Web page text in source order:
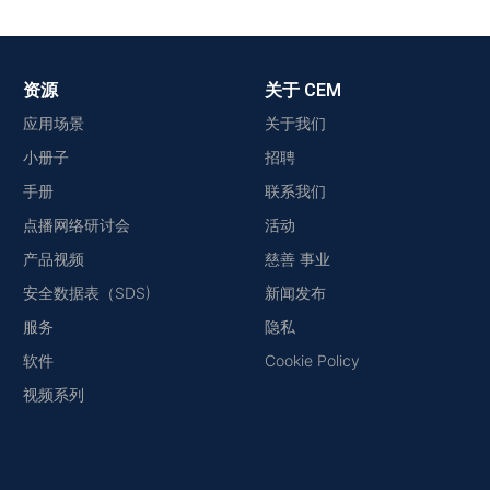
资源
应用场景
小册子
手册
点播网络研讨会
产品视频
安全数据表（SDS)
服务
软件
视频系列
关于 CEM
关于我们
招聘
联系我们
活动
慈善 事业
新闻发布
隐私
Cookie Policy